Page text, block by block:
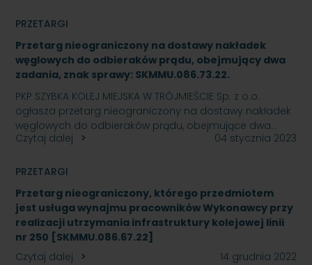
PRZETARGI
Przetarg nieograniczony na dostawy nakładek
węglowych do odbieraków prądu, obejmujący dwa
zadania, znak sprawy: SKMMU.086.73.22.
PKP SZYBKA KOLEJ MIEJSKA W TRÓJMIEŚCIE Sp. z o.o.
ogłasza przetarg nieograniczony na dostawy nakładek
węglowych do odbieraków prądu, obejmujące dwa…
Czytaj dalej
04 stycznia 2023
PRZETARGI
Przetarg nieograniczony, którego przedmiotem
jest usługa wynajmu pracowników Wykonawcy przy
realizacji utrzymania infrastruktury kolejowej linii
nr 250 [SKMMU.086.67.22]
Czytaj dalej
14 grudnia 2022